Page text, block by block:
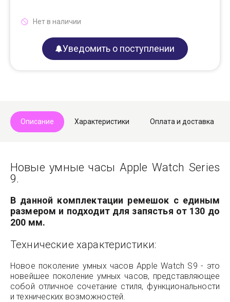
Нет в наличии
Уведомить о поступлении
Описание Характеристики Оплата и доставка
Новые умные часы Apple Watch Series
9.
В данной комплектации ремешок с единым
размером и подходит для запястья от 130 до
200 мм.
Технические характеристики:
Новое поколение умных часов Apple Watch S9 - это
новейшее поколение умных часов, представляющее
собой отличное сочетание стиля, функциональности
и технических возможностей.